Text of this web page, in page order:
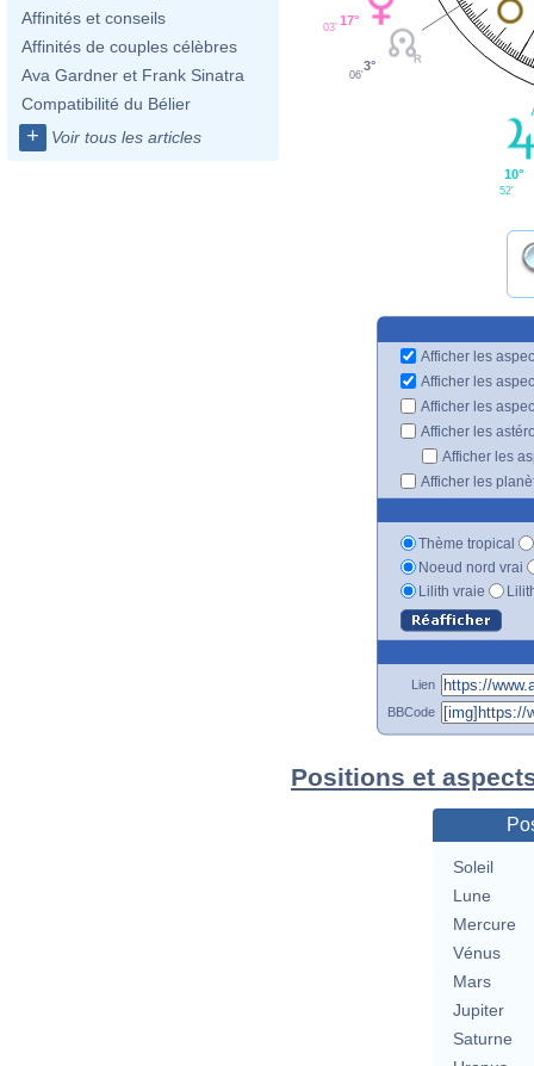
Affinités et conseils
Affinités de couples célèbres
Ava Gardner et Frank Sinatra
Compatibilité du Bélier
+ Voir tous les articles
17°
03'
3°
06'
10°
52'
Afficher les
Afficher les
Afficher les
Afficher les
Afficher les
Afficher les
Thème tropical
Noeud nord vrai
Lilith vraie
Lien
BBCode
Positions et
Soleil
Lune
Mercure
Vénus
Mars
Jupiter
Saturne